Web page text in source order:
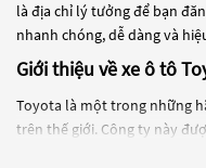
là địa chỉ lý tưởng để bạn
nhanh chóng, dễ dàng và
Giới thiệu về xe ô tô
Toyota là một trong những
trên thế giới. Công ty này